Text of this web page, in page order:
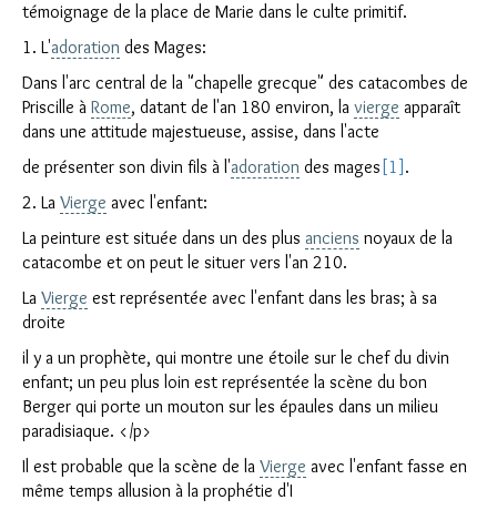
témoignage de la place de Marie dans le culte primitif.
1. L'adoration des Mages:
Dans l'arc central de la "chapelle grecque" des catacombes de
Priscille à Rome, datant de l'an 180 environ, la vierge apparaît
dans une attitude majestueuse, assise, dans l'acte
de présenter son divin fils à l'adoration des mages [1] .
2. La Vierge avec l'enfant:
La peinture est située dans un des plus anciens noyaux de la
catacombe et on peut le situer vers l'an 210.
La Vierge est représentée avec l'enfant dans les bras; à sa
droite
il y a un prophète, qui montre une étoile sur le chef du divin
enfant; un peu plus loin est représentée la scène du bon
Berger qui porte un mouton sur les épaules dans un milieu
paradisiaque. </p>
Il est probable que la scène de la Vierge avec l'enfant fasse en
même temps allusion à la prophétie d'I